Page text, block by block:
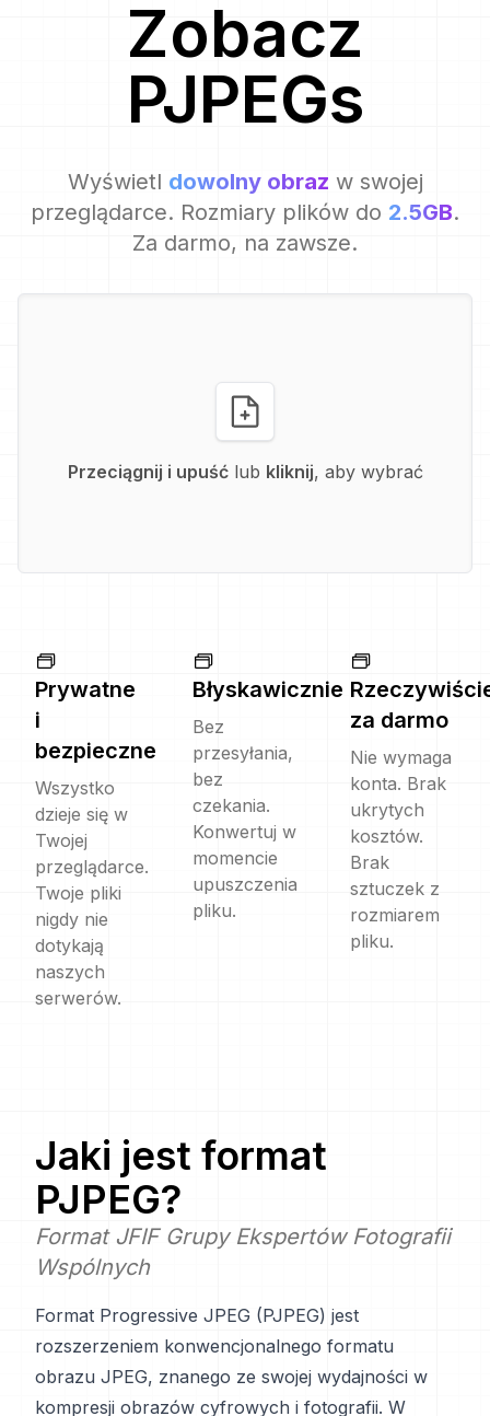
Zobacz
PJPEGs
Wyświetl dowolny obraz w swojej
przeglądarce. Rozmiary plików do 2.5GB.
Za darmo, na zawsze.
Przeciągnij i upuść lub kliknij, aby wybrać
Prywatne
i
bezpieczne
Wszystko
dzieje się w
Twojej
przeglądarce.
Twoje pliki
nigdy nie
dotykają
naszych
serwerów.
Błyskawicznie
Bez
przesyłania,
bez
czekania.
Konwertuj w
momencie
upuszczenia
pliku.
za darmo
Nie wymaga
konta. Brak
ukrytych
kosztów.
Brak
sztuczek z
rozmiarem
pliku.
Jaki jest format
PJPEG?
Format JFIF Grupy Ekspertów Fotografii
Wspólnych
Format Progressive JPEG (PJPEG) jest
rozszerzeniem konwencjonalnego formatu
obrazu JPEG, znanego ze swojej wydajności w
kompresji obrazów cyfrowych i fotografii. W